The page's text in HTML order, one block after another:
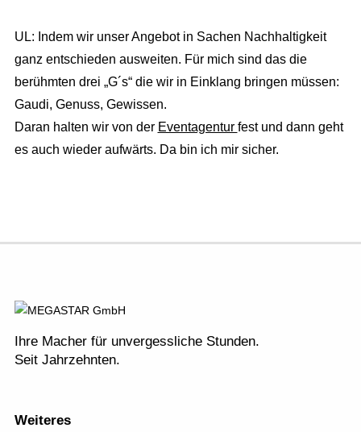
UL: Indem wir unser Angebot in Sachen Nachhaltigkeit
ganz entschieden ausweiten. Für mich sind das die
berühmten drei „G´s“ die wir in Einklang bringen müssen:
Gaudi, Genuss, Gewissen.
Daran halten wir von der Eventagentur fest und dann geht
es auch wieder aufwärts. Da bin ich mir sicher.
Ihre Macher für unvergessliche Stunden.
Seit Jahrzehnten.
Weiteres